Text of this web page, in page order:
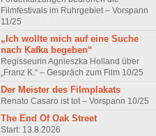
Filmfestivals im Ruhrgebiet – Vorspann
11/25
„Ich wollte mich auf eine Suche
nach Kafka begeben“
Regisseurin Agnieszka Holland über
„Franz K.“ – Gespräch zum Film 10/25
Der Meister des Filmplakats
Renato Casaro ist tot – Vorspann 10/25
The End Of Oak Street
Start: 13.8.2026